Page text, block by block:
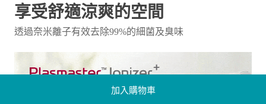
加入購物車
享受舒適涼爽的空間
透過奈米離子有效去除99%的細菌及臭味